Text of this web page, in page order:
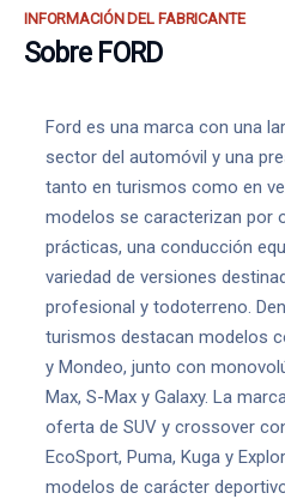
INFORMACIÓN DEL FABRICANTE
Sobre FORD
Ford es una marca con una
sector del automóvil y una
tanto en turismos como en
modelos se caracterizan por
prácticas, una conducción
variedad de versiones
profesional y todoterreno.
turismos destacan modelos
y Mondeo, junto con
Max, S-Max y Galaxy. La
oferta de SUV y crossover
EcoSport, Puma, Kuga y
modelos de carácter